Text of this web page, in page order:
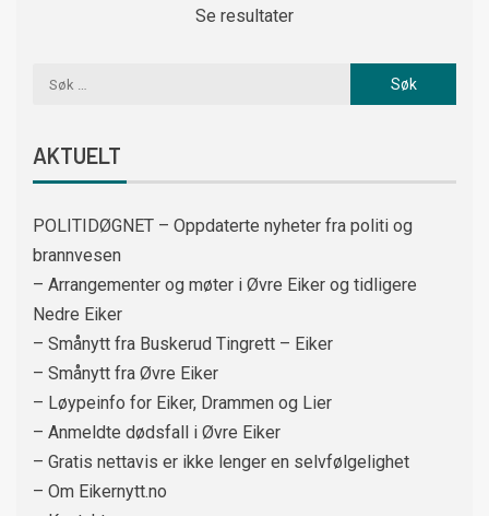
Se resultater
AKTUELT
POLITIDØGNET – Oppdaterte nyheter fra politi og
brannvesen
– Arrangementer og møter i Øvre Eiker og tidligere
Nedre Eiker
– Smånytt fra Buskerud Tingrett – Eiker
– Smånytt fra Øvre Eiker
– Løypeinfo for Eiker, Drammen og Lier
– Anmeldte dødsfall i Øvre Eiker
– Gratis nettavis er ikke lenger en selvfølgelighet
– Om Eikernytt.no